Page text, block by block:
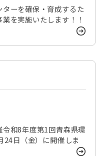
ーを確保・育成するた
を実施いたします！！
和8年度第1回青森県環
日（金）に開催しま